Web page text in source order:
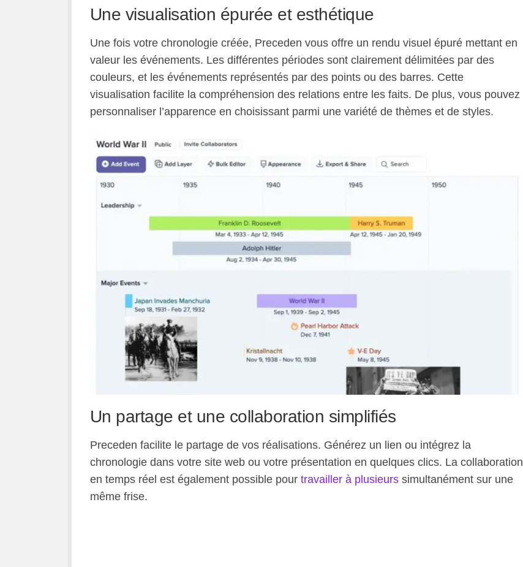
Une visualisation épurée et esthétique
Une fois votre chronologie créée, Preceden vous offre un rendu visuel épuré mettant en
valeur les événements. Les différentes périodes sont clairement délimitées par des
couleurs, et les événements représentés par des points ou des barres. Cette
visualisation facilite la compréhension des relations entre les faits. De plus, vous pouvez
personnaliser l’apparence en choisissant parmi une variété de thèmes et de styles.
Un partage et une collaboration simplifiés
Preceden facilite le partage de vos réalisations. Générez un lien ou intégrez la
chronologie dans votre site web ou votre présentation en quelques clics. La collaboration
en temps réel est également possible pour travailler à plusieurssimultanément sur une
même frise.